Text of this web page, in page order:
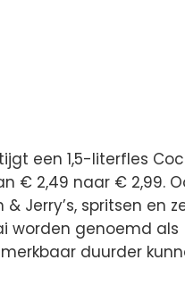
een 1,5-literfles
€ 2,49 naar € 2,99.
& Jerry’s, spritsen en
worden genoemd als
duurder